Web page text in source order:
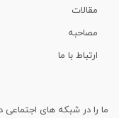
مقالات
مصاحبه
ارتباط با ما
ما را در شبکه های اجتماعی